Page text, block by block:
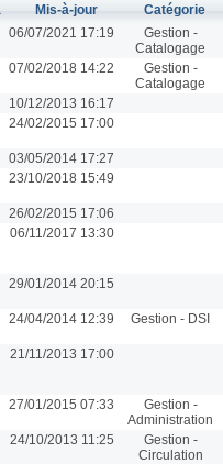
Mis-à-jour Catégorie
06/07/2021 17:19
Gestion -
Catalogage
07/02/2018 14:22
Gestion -
Catalogage
10/12/2013 16:17
24/02/2015 17:00
03/05/2014 17:27
23/10/2018 15:49
26/02/2015 17:06
06/11/2017 13:30
29/01/2014 20:15
24/04/2014 12:39 Gestion - DSI
21/11/2013 17:00
27/01/2015 07:33
Gestion -
Administration
24/10/2013 11:25
Gestion -
Circulation